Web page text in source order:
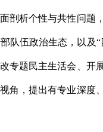
剖析个性与共性问题
队伍政治生态，以及
专题民主生活会、开
角，提出有专业深度